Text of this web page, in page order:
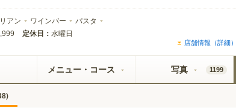
アン ワインバー パスタ
定休日： 水曜日
店舗情報（詳細）
メニュー・コース 写真 1199
)